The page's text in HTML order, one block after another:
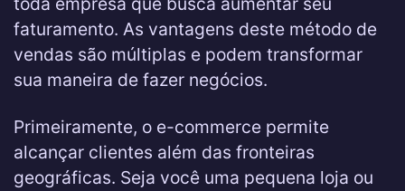
faturamento. As vantagens deste método de
vendas são múltiplas e podem transformar
sua maneira de fazer negócios.
Primeiramente, o e-commerce permite
alcançar clientes além das fronteiras
geográficas. Seja você uma pequena loja ou